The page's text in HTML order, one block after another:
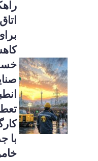
اتاق ایران
خسارت
صنایع:
انطباق
تعطیلات
کارگران
با جدول
خاموشی